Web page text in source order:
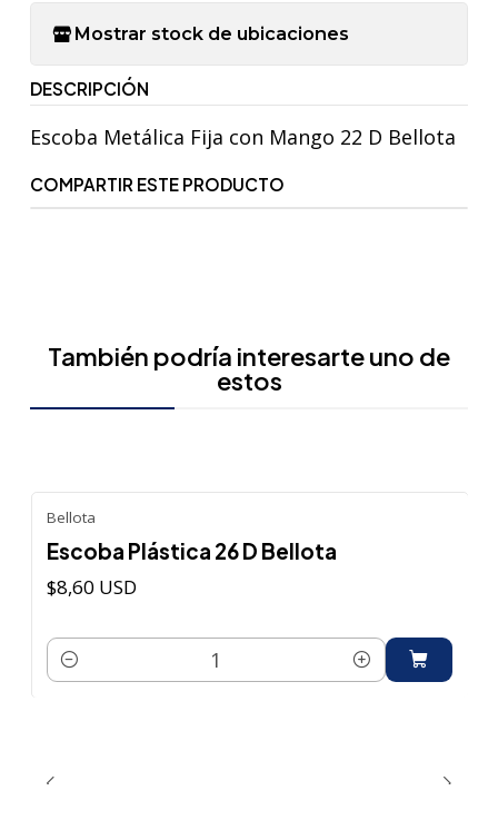
Mostrar stock de ubicaciones
DESCRIPCIÓN
Escoba Metálica Fija con Mango 22 D Bellota
COMPARTIR ESTE PRODUCTO
También podría interesarte uno de
estos
Bellota
Escoba Plástica 26 D Bellota
$8,60 USD
Cantidad